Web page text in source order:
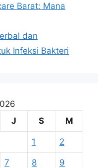
Barat: Mana
dan
Infeksi Bakteri
J S M
1 2
7 8 9